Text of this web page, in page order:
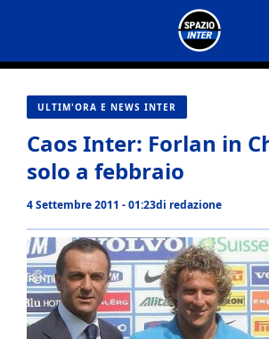
contenuto
ULTIM'ORA E NEWS INTER
Caos Inter: Forlan in
solo a febbraio
4 Settembre 2011 - 01:23di redazione